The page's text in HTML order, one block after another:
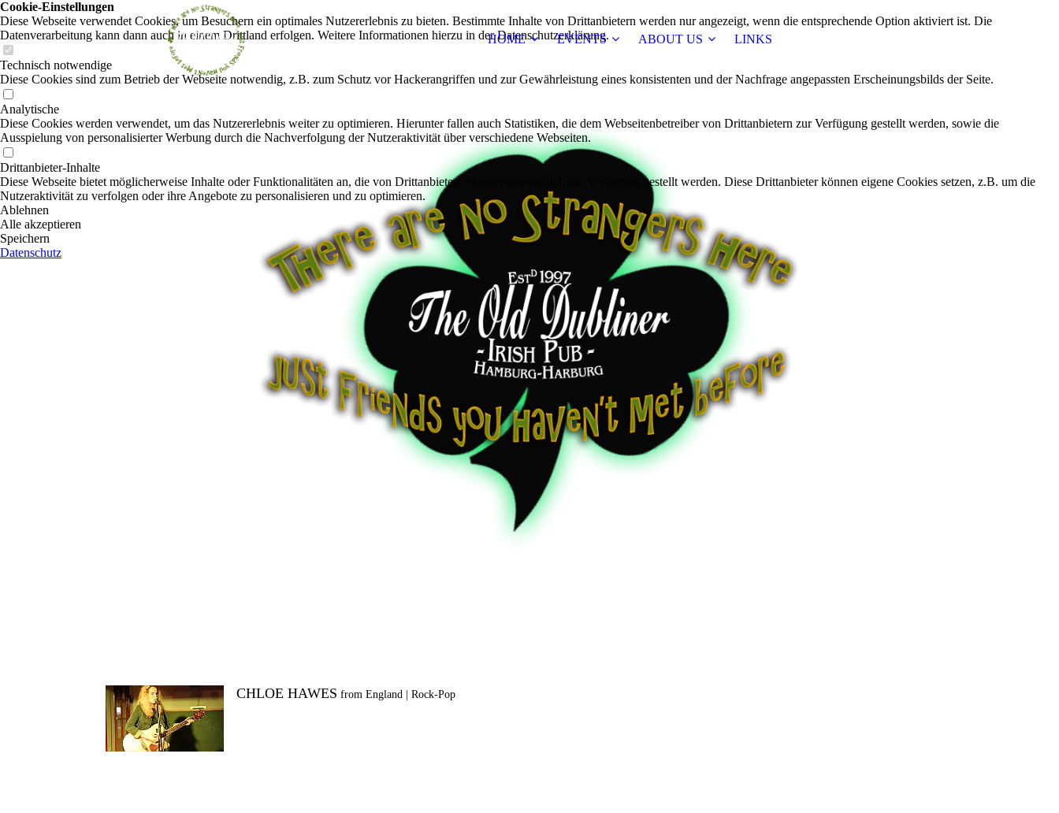
HOME EVENTS ABOUT US LINKS
CHLOE HAWES from England |Rock-Pop
Cookie-Einstellungen
Diese Webseite verwendet Cookies, um Besuchern ein optimales Nutzererlebnis zu bieten. Bestimmte Inhalte von Drittanbietern werden nur angezeigt, wenn die entsprechende Option aktiviert ist. Die
Datenverarbeitung kann dann auch in einem Drittland erfolgen. Weitere Informationen hierzu in der Datenschutzerklärung.
Technisch notwendige
Diese Cookies sind zum Betrieb der Webseite notwendig, z.B. zum Schutz vor Hackerangriffen und zur Gewährleistung eines konsistenten und der Nachfrage angepassten Erscheinungsbilds der Seite.
Analytische
Diese Cookies werden verwendet, um das Nutzererlebnis weiter zu optimieren. Hierunter fallen auch Statistiken, die dem Webseitenbetreiber von Drittanbietern zur Verfügung gestellt werden, sowie die
Ausspielung von personalisierter Werbung durch die Nachverfolgung der Nutzeraktivität über verschiedene Webseiten.
Drittanbieter-Inhalte
Diese Webseite bietet möglicherweise Inhalte oder Funktionalitäten an, die von Drittanbietern eigenverantwortlich zur Verfügung gestellt werden. Diese Drittanbieter können eigene Cookies setzen, z.B. um die
Nutzeraktivität zu verfolgen oder ihre Angebote zu personalisieren und zu optimieren.
Ablehnen
Alle akzeptieren
Speichern
Datenschutz